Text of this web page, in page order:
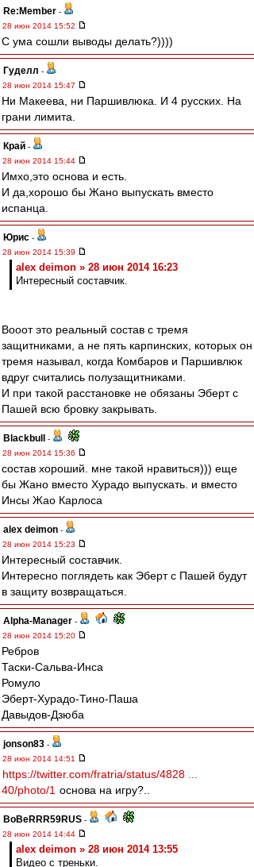
Re:Member -
28 июн 2014 15:52
С ума сошли выводы делать?))))
Гуделл -
28 июн 2014 15:47
Ни Макеева, ни Паршивлюка. И 4 русских. На
грани лимита.
Край -
28 июн 2014 15:44
Имхо,это основа и есть.
И да,хорошо бы Жано выпускать вместо
испанца.
Юрис -
28 июн 2014 15:39
alex deimon » 28 июн 2014 16:23
Интересный составчик.
Вооот это реальный состав с тремя
защитниками, а не пять карпинских, которых он
тремя называл, когда Комбаров и Паршивлюк
вдруг считались полузащитниками.
И при такой расстановке не обязаны Эберт с
Пашей всю бровку закрывать.
Blackbull
-
28 июн 2014 15:36
состав хороший. мне такой нравиться))) еще
бы Жано вместо Хурадо выпускать. и вместо
Инсы Жао Карлоса
alex deimon -
28 июн 2014 15:23
Интересный составчик.
Интересно поглядеть как Эберт с Пашей будут
в защиту возвращаться.
Alpha-Manager -
28 июн 2014 15:20
Ребров
Таски-Сальва-Инса
Ромуло
Эберт-Хурадо-Тино-Паша
Давыдов-Дзюба
jonson83 -
28 июн 2014 14:51
https://twitter.com/fratria/status/4828 ...
40/photo/1 основа на игру?..
BoBeRRR59RUS -
28 июн 2014 14:44
alex deimon » 28 июн 2014 13:55
Видео с треньки.